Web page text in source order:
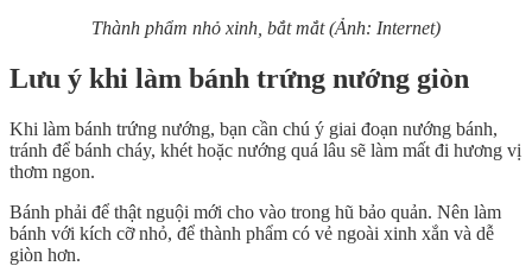
Thành phẩm nhỏ xinh, bắt mắt (Ảnh: Internet)
Lưu ý khi làm bánh trứng nướng giòn
Khi làm bánh trứng nướng, bạn cần chú ý giai đoạn nướng bánh,
tránh để bánh cháy, khét hoặc nướng quá lâu sẽ làm mất đi hương vị
thơm ngon.
Bánh phải để thật nguội mới cho vào trong hũ bảo quản. Nên làm
bánh với kích cỡ nhỏ, để thành phẩm có vẻ ngoài xinh xắn và dễ
giòn hơn.